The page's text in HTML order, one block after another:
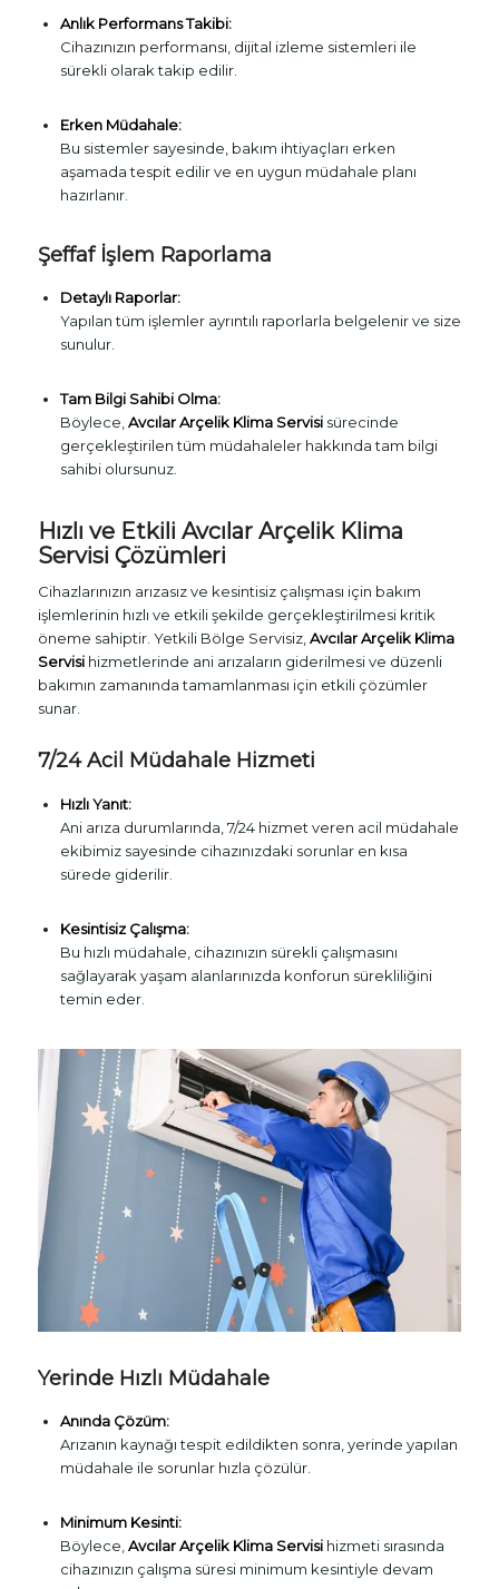
Anlık Performans Takibi:
Cihazınızın performansı, dijital izleme sistemleri ile
sürekli olarak takip edilir.
Erken Müdahale:
Bu sistemler sayesinde, bakım ihtiyaçları erken
aşamada tespit edilir ve en uygun müdahale planı
hazırlanır.
Şeffaf İşlem Raporlama
Detaylı Raporlar:
Yapılan tüm işlemler ayrıntılı raporlarla belgelenir ve size
sunulur.
Tam Bilgi Sahibi Olma:
Böylece,Avcılar Arçelik Klima Servisisürecinde
gerçekleştirilen tüm müdahaleler hakkında tam bilgi
sahibi olursunuz.
Hızlı ve Etkili Avcılar Arçelik Klima
Servisi Çözümleri
Cihazlarınızın arızasız ve kesintisiz çalışması için bakım
işlemlerinin hızlı ve etkili şekilde gerçekleştirilmesi kritik
öneme sahiptir. Yetkili Bölge Servisiz,Avcılar Arçelik Klima
Servisihizmetlerinde ani arızaların giderilmesi ve düzenli
bakımın zamanında tamamlanması için etkili çözümler
sunar.
7/24 Acil Müdahale Hizmeti
Hızlı Yanıt:
Ani arıza durumlarında, 7/24 hizmet veren acil müdahale
ekibimiz sayesinde cihazınızdaki sorunlar en kısa
sürede giderilir.
Kesintisiz Çalışma:
Bu hızlı müdahale, cihazınızın sürekli çalışmasını
sağlayarak yaşam alanlarınızda konforun sürekliliğini
temin eder.
Yerinde Hızlı Müdahale
Anında Çözüm:
Arızanın kaynağı tespit edildikten sonra, yerinde yapılan
müdahale ile sorunlar hızla çözülür.
Minimum Kesinti:
Böylece, Avcılar Arçelik Klima Servisihizmeti sırasında
cihazınızın çalışma süresi minimum kesintiyle devam